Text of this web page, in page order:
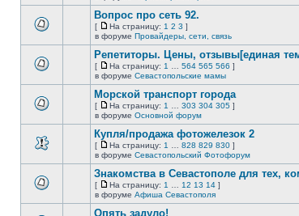
сообщений.
этой
непрочитанных
сообщений.
страницу
этой
непрочитанных
сообщений.
Вопрос про сеть 92.
[
На
страницу
На страницу: 1 2 3 ]
в форуме Провайдеры, сети, связь
этой
непрочитанных
сообщений.
Репетиторы. Цены, отзывы[единая
[
На
страницу
На страницу: 1 564 565 566 ]
в форуме Севастопольские мамы
этой
непрочитанных
сообщений.
Морской транспорт города
[
На
страницу
На страницу: 1 303 304 305 ]
в форуме Основной форум
этой
непрочитанных
сообщений.
Купля/продажа фотожелезок 2
[
На
страницу
На страницу: 1 828 829 830 ]
в форуме Севастопольский Фотофорум
этой
Знакомства в Севастополе для тех,
[
На
страницу
На страницу: 1 12 13 14 ]
в форуме Афиша Севастополя
Опять задуло!